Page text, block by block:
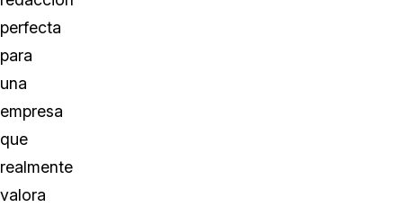
perfecta
para
una
empresa
que
realmente
valora